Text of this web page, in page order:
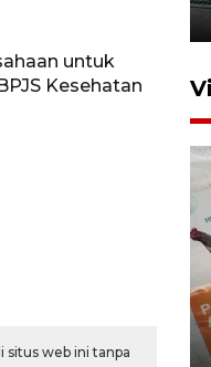
untuk
Kesehatan
web ini tanpa